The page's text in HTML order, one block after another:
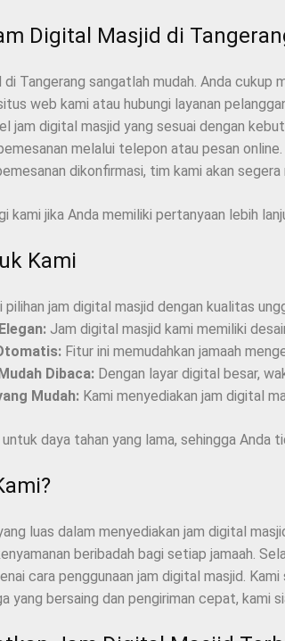
Digital Masjid di
Tangerang sangatlah mudah. Anda cukup
web kami atau hubungi layanan
jam digital masjid yang sesuai dengan
melalui telepon atau pesan
dikonfirmasi, tim kami akan
kami jika Anda memiliki pertanyaan lebih
Kami
pilihan jam digital masjid dengan kualitas
Jam digital masjid kami memiliki
Fitur ini memudahkan jamaah
Dibaca: Dengan layar digital besar,
Mudah: Kami menyediakan jam digital
daya tahan yang lama, sehingga
luas dalam menyediakan jam digital
beribadah bagi setiap jamaah.
cara penggunaan jam digital masjid.
yang bersaing dan pengiriman cepat, kami